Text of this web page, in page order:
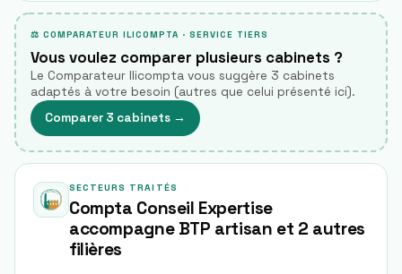
⚖ COMPARATEUR ILICOMPTA · SERVICE TIERS
Vous voulez comparer plusieurs cabinets ?
Le Comparateur Ilicompta vous suggère 3 cabinets
adaptés à votre besoin (autres que celui présenté ici).
Comparer 3 cabinets →
SECTEURS TRAITÉS
Compta Conseil Expertise
accompagne BTP artisan et 2 autres
filières